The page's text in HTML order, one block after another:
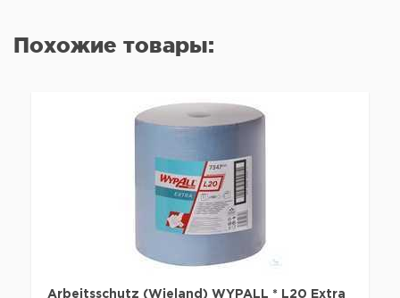
Похожие товары:
Arbeitsschutz (Wieland) WYPALL * L20 Extra